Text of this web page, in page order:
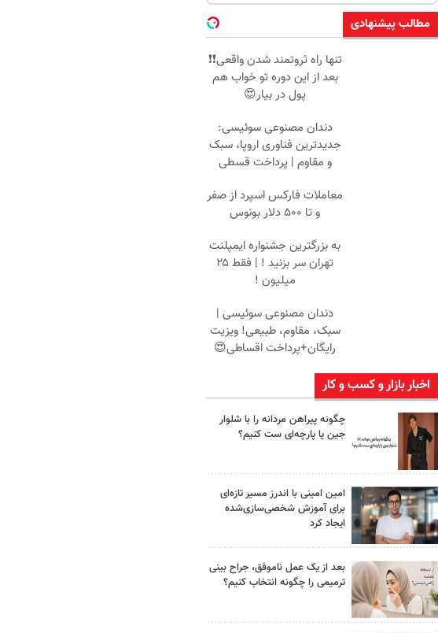
مطالب پیشنهادی
تنها راه ثروتمند شدن واقعی❗❗
بعد از این دوره تو خواب هم
پول در بیار😍
دندان مصنوعی سوئیسی:
جدیدترین فناوری اروپا، سبک
و مقاوم | پرداخت قسطی
معاملات فارکس اسپرد از صفر
و تا ۵۰۰ دلار بونوس
به بزرگترین جشنواره ایمپلنت
تهران سر بزنید ! | فقط ۲۵
میلیون !
دندان مصنوعی سوئیسی |
سبک، مقاوم، طبیعی! ویزیت
رایگان+پرداخت اقساطی😍
اخبار بازار و کسب و کار
چگونه پیراهن مردانه را با شلوار
جین یا پارچه‌ای ست کنیم؟
امین امینی با اندرز مسیر تازه‌ای
برای آموزش شخصی‌سازی‌شده
ایجاد کرد
بعد از یک عمل ناموفق، جراح بینی
ترمیمی را چگونه انتخاب کنیم؟